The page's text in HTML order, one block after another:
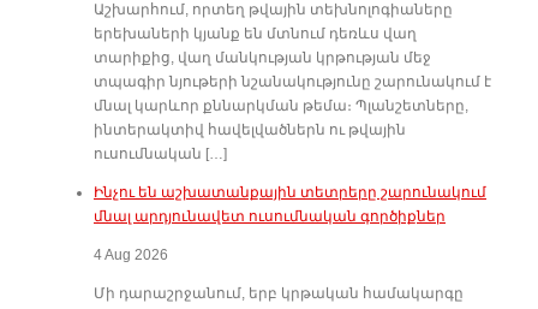
Աշխարհում, որտեղ թվային տեխնոլոգիաները
երեխաների կյանք են մտնում դեռևս վաղ
տարիքից, վաղ մանկության կրթության մեջ
տպագիր նյութերի նշանակությունը շարունակում է
մնալ կարևոր քննարկման թեմա։ Պլանշետները,
ինտերակտիվ հավելվածներն ու թվային
ուսումնական […]
Ինչու են աշխատանքային տետրերը շարունակում
մնալ արդյունավետ ուսումնական գործիքներ
4 Aug 2026
Մի դարաշրջանում, երբ կրթական համակարգը